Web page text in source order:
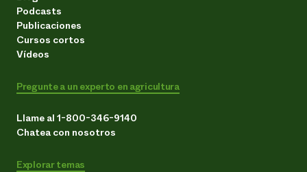
Podcasts
Publicaciones
Cursos cortos
Vídeos
Pregunte a un experto en agricultura
Llame al 1-800-346-9140
Chatea con nosotros
Explorar temas